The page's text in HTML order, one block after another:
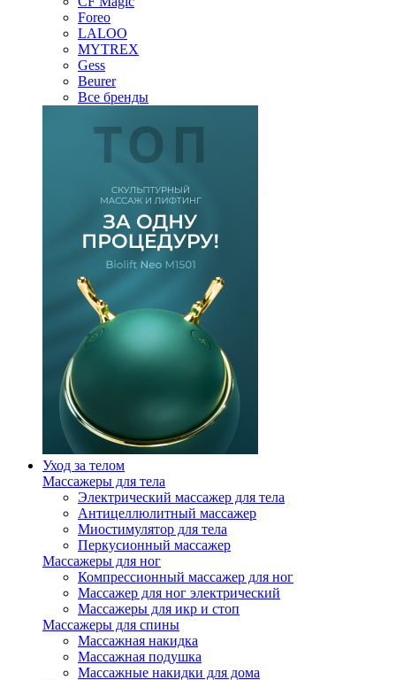
Foreo
LALOO
MYTREX
Gess
Beurer
Все бренды
Уход за телом
Массажеры для тела
Электрический массажер для тела
Антицеллюлитный массажер
Миостимулятор для тела
Перкусионный массажер
Массажеры для ног
Компрессионный массажер для ног
Массажер для ног электрический
Массажеры для икр и стоп
Массажеры для спины
Массажная накидка
Массажная подушка
Массажные накидки для дома